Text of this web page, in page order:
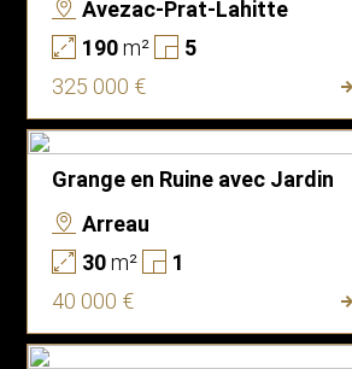
Avezac-Prat-Lahitte
190m²
5
325 000 €
Grange en Ruine avec Jardin
Arreau
30m²
1
40 000 €